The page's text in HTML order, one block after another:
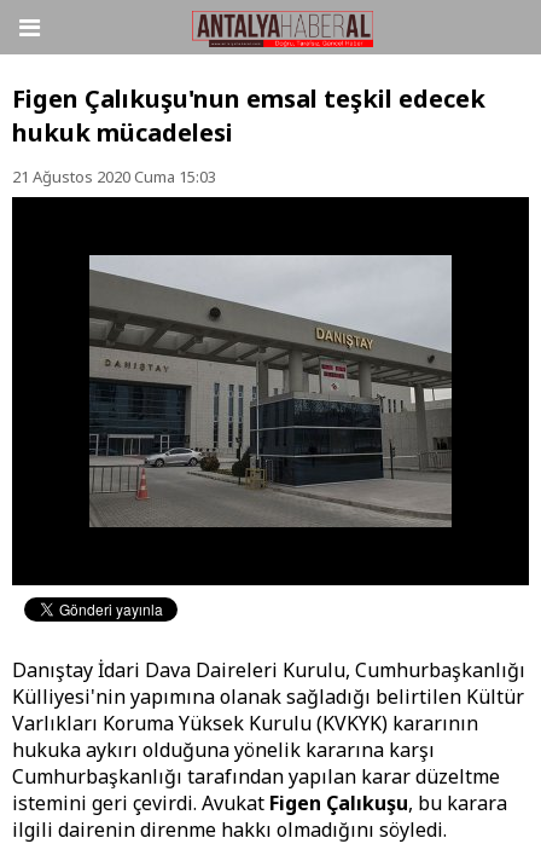
Figen Çalıkuşu'nun emsal teşkil edecek
hukuk mücadelesi
21 Ağustos 2020 Cuma 15:03
Danıştay İdari Dava Daireleri Kurulu, Cumhurbaşkanlığı
Külliyesi'nin yapımına olanak sağladığı belirtilen Kültür
Varlıkları Koruma Yüksek Kurulu (KVKYK) kararının
hukuka aykırı olduğuna yönelik kararına karşı
Cumhurbaşkanlığı tarafından yapılan karar düzeltme
istemini geri çevirdi. Avukat Figen Çalıkuşu, bu karara
ilgili dairenin direnme hakkı olmadığını söyledi.